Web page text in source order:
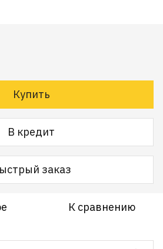
Купить
В кредит
заказ
К сравнению